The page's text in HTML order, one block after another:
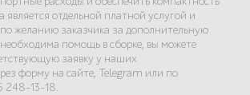
является отдельной платной услугой и
желанию заказчика за дополнительную
помощь в сборке, вы можете
заявку у наших
форму на сайте, Telegram или по
248-13-18.